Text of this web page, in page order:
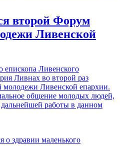
второй Форум
Ливенской
епископа Ливенского
Ливнах во второй раз
Ливенской епархии.
общение молодых людей,
работы в данном